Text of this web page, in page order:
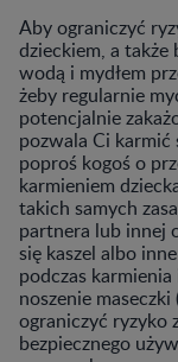
Aby ograniczyć
dzieckiem, a
wodą i mydłem
żeby regularnie
potencjalnie
pozwala Ci
poproś kogoś o
karmieniem
takich samych
partnera lub innej
się kaszel albo
podczas
noszenie
ograniczyć ryzyko
bezpiecznego